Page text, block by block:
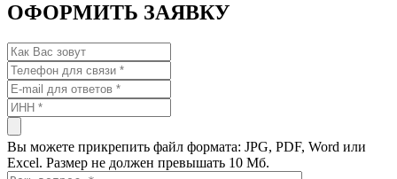
ОФОРМИТЬ ЗАЯВКУ
Вы можете прикрепить файл формата: JPG, PDF, Word или
Excel. Размер не должен превышать 10 Мб.